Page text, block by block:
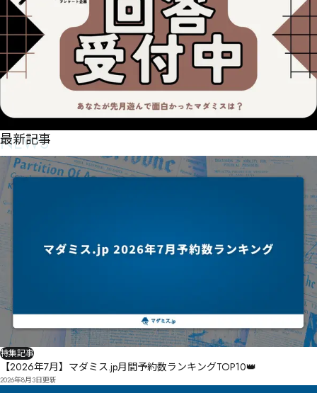
NEWS
最新記事
特集記事
【2026年7月】マダミス.jp月間予約数ランキングTOP10👑
2026年8月3日更新